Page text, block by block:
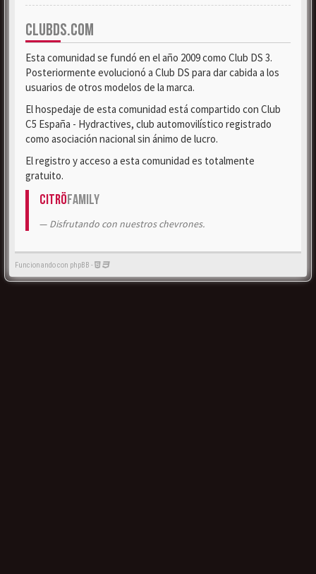
CLUBDS.COM
Esta comunidad se fundó en el año 2009 como Club DS 3.
Posteriormente evolucionó a Club DS para dar cabida a los
usuarios de otros modelos de la marca.
El hospedaje de esta comunidad está compartido con Club
C5 España - Hydractives, club automovilístico registrado
como asociación nacional sin ánimo de lucro.
El registro y acceso a esta comunidad es totalmente
gratuito.
CitröFamily
Disfrutando con nuestros chevrones.
Funcionando con phpBB -